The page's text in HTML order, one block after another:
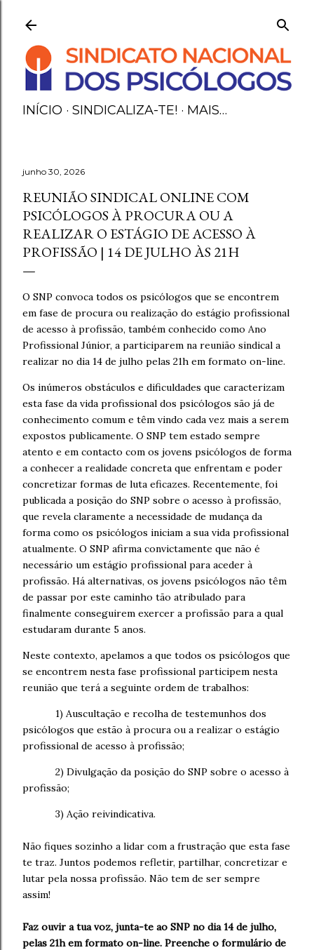
INÍCIO SINDICALIZA-TE! MAIS…
junho 30, 2026
REUNIÃO SINDICAL ONLINE COM
PSICÓLOGOS À PROCURA OU A
REALIZAR O ESTÁGIO DE ACESSO À
PROFISSÃO | 14 DE JULHO ÀS 21H
O SNP convoca todos os psicólogos que se encontrem
em fase de procura ou realização do estágio profissional
de acesso à profissão, também conhecido como Ano
Profissional Júnior, a participarem na reunião sindical a
realizar no dia 14 de julho pelas 21h em formato on-line.
Os inúmeros obstáculos e dificuldades que caracterizam
esta fase da vida profissional dos psicólogos são já de
conhecimento comum e têm vindo cada vez mais a serem
expostos publicamente. O SNP tem estado sempre
atento e em contacto com os jovens psicólogos de forma
a conhecer a realidade concreta que enfrentam e poder
concretizar formas de luta eficazes. Recentemente, foi
publicada a posição do SNP sobre o acesso à profissão,
que revela claramente a necessidade de mudança da
forma como os psicólogos iniciam a sua vida profissional
atualmente. O SNP afirma convictamente que não é
necessário um estágio profissional para aceder à
profissão. Há alternativas, os jovens psicólogos não têm
de passar por este caminho tão atribulado para
finalmente conseguirem exercer a profissão para a qual
estudaram durante 5 anos.
Neste contexto, apelamos a que todos os psicólogos que
se encontrem nesta fase profissional participem nesta
reunião que terá a seguinte ordem de trabalhos:
1) Auscultação e recolha de testemunhos dos
psicólogos que estão à procura ou a realizar o estágio
profissional de acesso à profissão;
2) Divulgação da posição do SNP sobre o acesso à
profissão;
3) Ação reivindicativa.
Não fiques sozinho a lidar com a frustração que esta fase
te traz. Juntos podemos refletir, partilhar, concretizar e
lutar pela nossa profissão. Não tem de ser sempre
assim!
Faz ouvir a tua voz, junta-te ao SNP no dia 14 de julho,
pelas 21h em formato on-line. Preenche o formulário de